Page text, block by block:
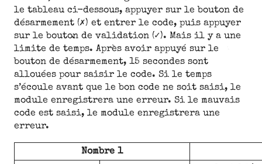
le tableau ci-dessous, appuyer sur le bouton de
désarmement (✗) et entrer le code, puis appuyer
sur le bouton de validation (✓). Mais il y a une
limite de temps. Après avoir appuyé sur le
bouton de désarmement, 15 secondes sont
allouées pour saisir le code. Si le temps
s’écoule avant que le bon code ne soit saisi, le
module enregistrera une erreur. Si le mauvais
code est saisi, le module enregistrera une
erreur.
Nombre 1